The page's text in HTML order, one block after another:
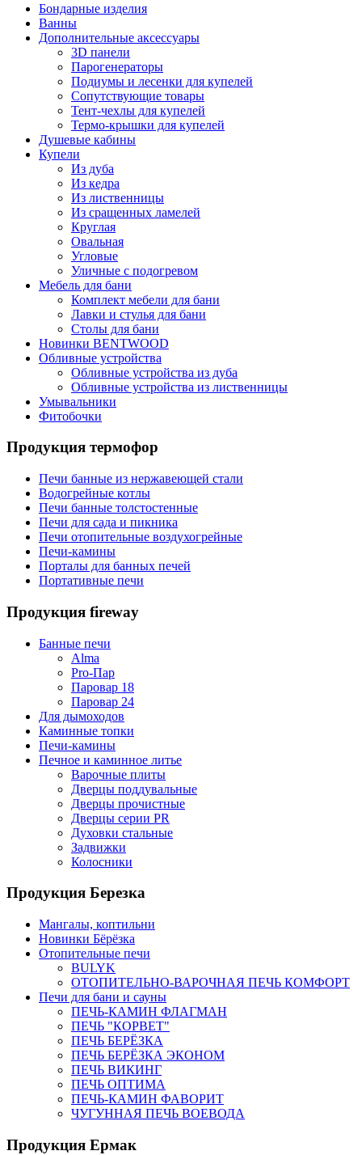
Бондарные изделия
Ванны
Дополнительные аксессуары
3D панели
Парогенераторы
Подиумы и лесенки для купелей
Сопутствующие товары
Тент-чехлы для купелей
Термо-крышки для купелей
Душевые кабины
Купели
Из дуба
Из кедра
Из лиственницы
Из сращенных ламелей
Круглая
Овальная
Угловые
Уличные с подогревом
Мебель для бани
Комплект мебели для бани
Лавки и стулья для бани
Столы для бани
Новинки BENTWOOD
Обливные устройства
Обливные устройства из дуба
Обливные устройства из лиственницы
Умывальники
Фитобочки
Продукция термофор
Печи банные из нержавеющей стали
Водогрейные котлы
Печи банные толстостенные
Печи для сада и пикника
Печи отопительные воздухогрейные
Печи-камины
Порталы для банных печей
Портативные печи
Продукция fireway
Банные печи
Alma
Pro-Пар
Паровар 18
Паровар 24
Для дымоходов
Каминные топки
Печи-камины
Печное и каминное литье
Варочные плиты
Дверцы поддувальные
Дверцы прочистные
Дверцы серии PR
Духовки стальные
Задвижки
Колосники
Продукция Березка
Мангалы, коптильни
Новинки Бёрёзка
Отопительные печи
BULYK
ОТОПИТЕЛЬНО-ВАРОЧНАЯ ПЕЧЬ КОМФОРТ
Печи для бани и сауны
ПЕЧЬ-КАМИН ФЛАГМАН
ПЕЧЬ "КОРВЕТ"
ПЕЧЬ БЕРЁЗКА
ПЕЧЬ БЕРЁЗКА ЭКОНОМ
ПЕЧЬ ВИКИНГ
ПЕЧЬ ОПТИМА
ПЕЧЬ-КАМИН ФАВОРИТ
ЧУГУННАЯ ПЕЧЬ ВОЕВОДА
Продукция Ермак